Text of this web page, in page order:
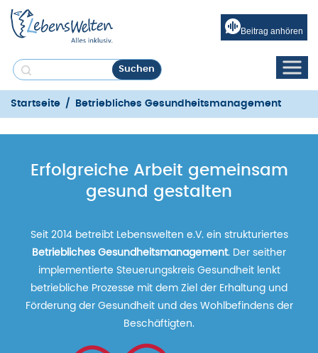
Beitrag anhören
Startseite / Betriebliches Gesundheitsmanagement
Erfolgreiche Arbeit gemeinsam
gesund gestalten
Seit 2014 betreibt Lebenswelten e.V. ein strukturiertes
Betriebliches Gesundheitsmanagement. Der seither
implementierte Steuerungskreis Gesundheit lenkt
betriebliche Prozesse mit dem Ziel der Erhaltung und
Förderung der Gesundheit und des Wohlbefindens der
Beschäftigten.